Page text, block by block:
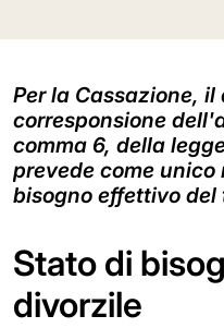
Per la Cassazione,
corresponsione
comma 6, della
prevede come
bisogno effettivo del
Stato di
divorzile